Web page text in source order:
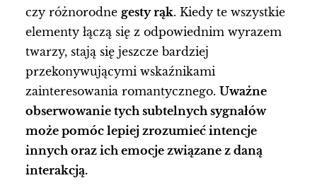
czy różnorodne gesty rąk. Kiedy te wszystkie
elementy łączą się z odpowiednim wyrazem
twarzy, stają się jeszcze bardziej
przekonywującymi wskaźnikami
zainteresowania romantycznego. Uważne
obserwowanie tych subtelnych sygnałów
może pomóc lepiej zrozumieć intencje
innych oraz ich emocje związane z daną
interakcją.